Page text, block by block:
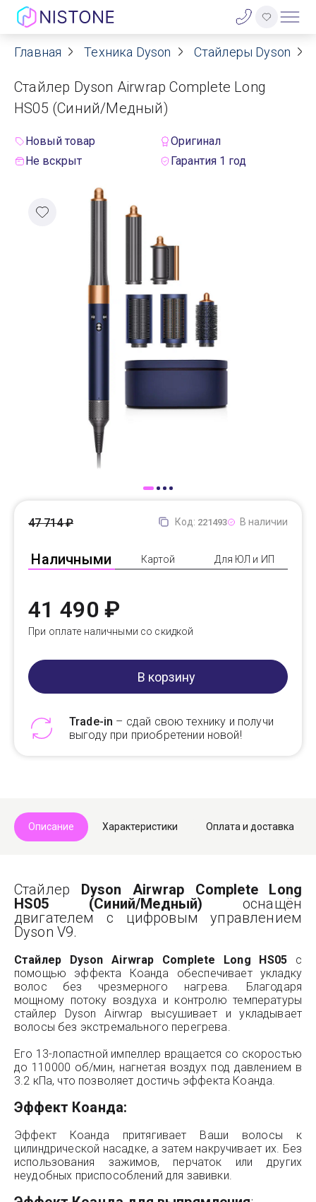
Акции
О нас
Договор оферты
Реквизиты
Гарантия
Оплата
Trade-In
Главная Техника Dyson Стайлеры Dyson
Стайлер Dyson Airwrap Complete Long
HS05 (Синий/Медный)
Новый товар
Оригинал
Не вскрыт
Гарантия 1 год
Код: 221493 В наличии
Наличными Картой Для ЮЛ и ИП
47 714 ₽
41 490 ₽
При оплате наличными со скидкой
В корзину
Trade-in – сдай свою технику и получи
выгоду при приобретении новой!
Описание Характеристики Оплата и доставка
Стайлер Dyson Airwrap Complete Long
HS05 (Синий/Медный) оснащён
двигателем с цифровым управлением
Dyson V9.
Стайлер Dyson Airwrap Complete Long HS05 с
помощью эффекта Коанда обеспечивает укладку
волос без чрезмерного нагрева. Благодаря
мощному потоку воздуха и контролю температуры
стайлер Dyson Airwrap высушивает и укладывает
волосы без экстремального перегрева.
Его 13-лопастной импеллер вращается со скоростью
до 110000 об/мин, нагнетая воздух под давлением в
3.2 кПа, что позволяет достичь эффекта Коанда.
Эффект Коанда:
Эффект Коанда притягивает Ваши волосы к
цилиндрической насадке, а затем накручивает их. Без
использования зажимов, перчаток или других
неудобных приспособлений для завивки.